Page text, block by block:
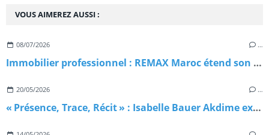
VOUS AIMEREZ AUSSI :
08/07/2026 …
Immobilier professionnel : REMAX Maroc étend son réseau avec une nouvelle agence à Casablanca
20/05/2026 …
« Présence, Trace, Récit » : Isabelle Bauer Akdime expose à la Galerie de la Fondation Mohammed VI à Rabat